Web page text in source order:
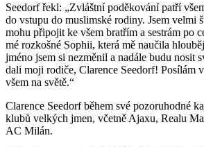
Seedorf řekl: „Zvláštní poděkování patří
do vstupu do muslimské rodiny. Jsem velmi
mohu připojit ke všem bratřím a sestrám po
mé rozkošné Sophii, která mě naučila
jméno jsem si nezměnil a nadále budu nosit
dali moji rodiče, Clarence Seedorf! Posílám
všem na světě.“
Clarence Seedorf během své pozoruhodné
klubů velkých jmen, včetně Ajaxu, Realu
AC Milán.